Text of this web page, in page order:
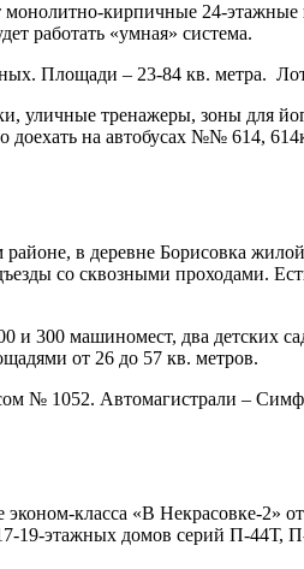
кирпичные 24-этажные
работать «умная» система.
Площади – 23-84 кв. метра.
уличные тренажеры, зоны для
на автобусах №№ 614,
в деревне Борисовка
со сквозными проходами.
300 машиномест, два детских
от 26 до 57 кв. метров.
№ 1052. Автомагистрали –
класса «В Некрасовке-2»
19-этажных домов серий П-